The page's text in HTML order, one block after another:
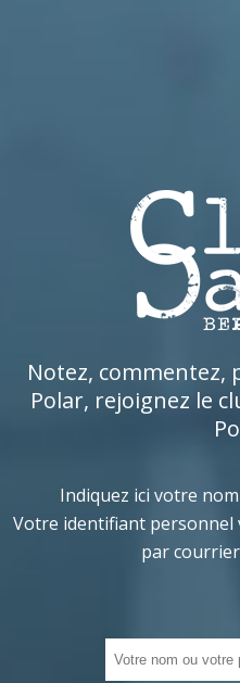
Notez, commentez,
Polar, rejoignez le
Indiquez ici votre
Votre identifiant personnel
par